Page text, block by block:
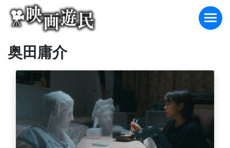
content
奥田庸介